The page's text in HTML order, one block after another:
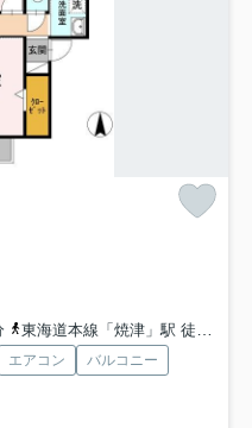
東海道本線「焼津」駅 徒歩36分
エアコン
バルコニー